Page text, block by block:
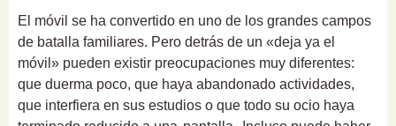
El móvil se ha convertido en uno de los grandes campos
de batalla familiares. Pero detrás de un «deja ya el
móvil» pueden existir preocupaciones muy diferentes:
que duerma poco, que haya abandonado actividades,
que interfiera en sus estudios o que todo su ocio haya